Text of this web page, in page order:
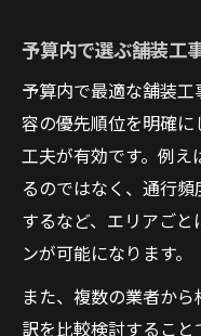
予算内で選ぶ舗装工
予算内で最適な舗装
容の優先順位を明確
工夫が有効です。例
るのではなく、通行
するなど、エリアご
ンが可能になります。
また、複数の業者か
訳を比較検討するこ